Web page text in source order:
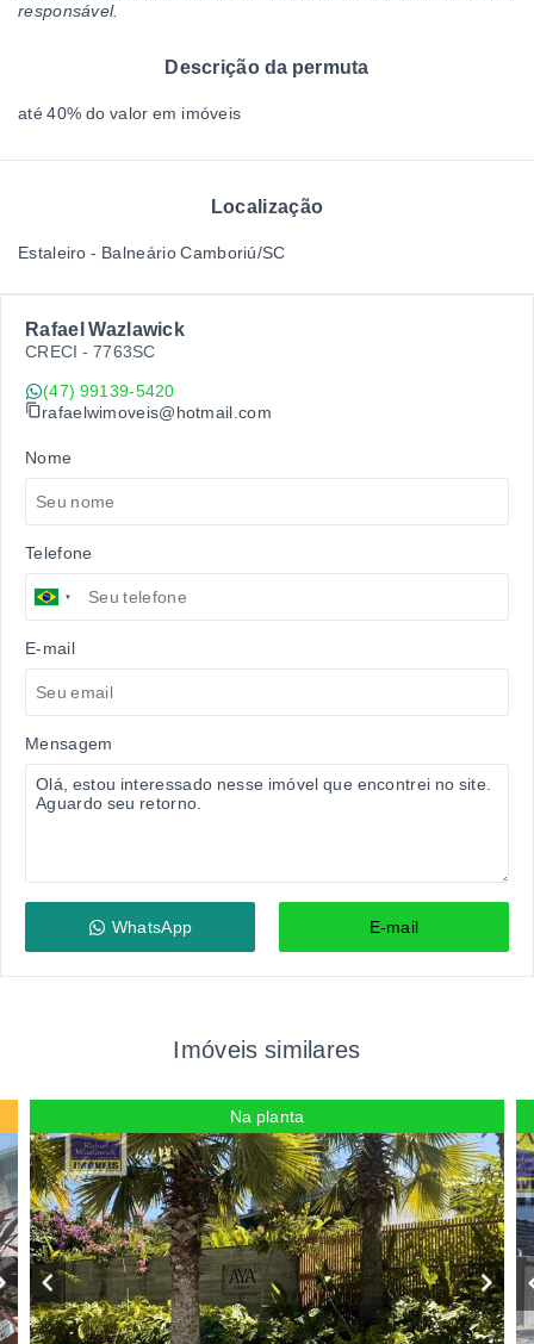
responsável.
Descrição da permuta
até 40% do valor em imóveis
Localização
Estaleiro - Balneário Camboriú/SC
Rafael Wazlawick
CRECI - 7763SC
(47) 99139-5420
rafaelwimoveis@hotmail.com
Nome
Telefone
E-mail
Mensagem
WhatsApp E-mail
Imóveis similares
Na planta